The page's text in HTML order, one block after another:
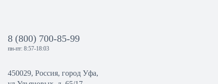
8 (800) 700-85-99
пн-пт: 8:57-18:03
450029, Россия, город Уфа,